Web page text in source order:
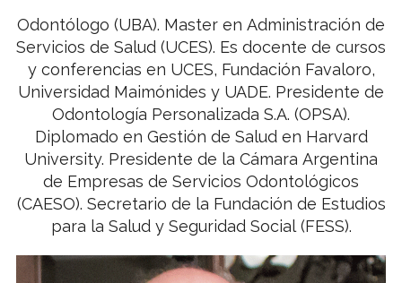
Odontólogo (UBA). Master en Administración de
Servicios de Salud (UCES). Es docente de cursos
y conferencias en UCES, Fundación Favaloro,
Universidad Maimónides y UADE. Presidente de
Odontología Personalizada S.A. (OPSA).
Diplomado en Gestión de Salud en Harvard
University. Presidente de la Cámara Argentina
de Empresas de Servicios Odontológicos
(CAESO). Secretario de la Fundación de Estudios
para la Salud y Seguridad Social (FESS).